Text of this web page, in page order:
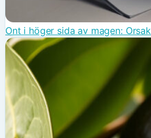
Ont i höger sida av magen: